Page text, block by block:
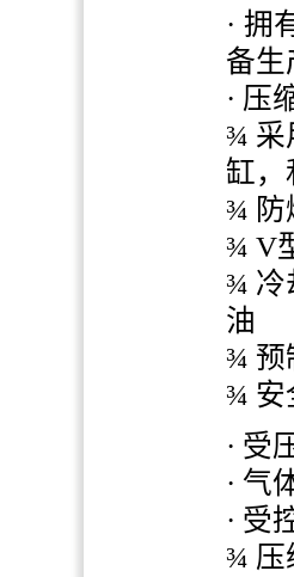
· 拥
备生
· 压
¾ 采
缸，
¾ 防
¾ V
¾ 冷
油
¾ 预
¾ 安
· 受
· 气
· 受
¾ 压